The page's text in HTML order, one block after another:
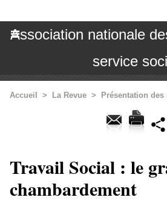
Association nationale
service
Accueil > La Revue > Présentation des
Travail Social : le
chambardement